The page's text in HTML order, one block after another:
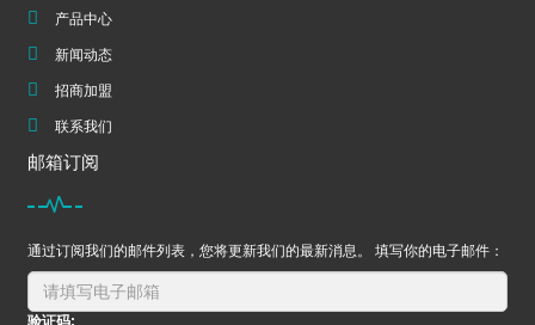
产品中心
新闻动态
招商加盟
联系我们
邮箱订阅
通过订阅我们的邮件列表，您将更新我们的最新消息。 填写你的电子邮件：